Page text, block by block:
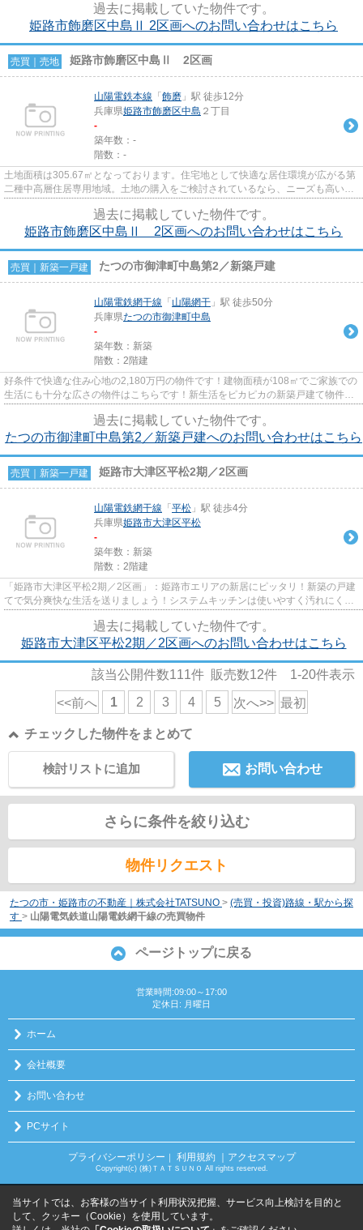
過去に掲載していた物件です。
姫路市飾磨区中島Ⅱ 2区画へのお問い合わせはこちら
売買｜売地 姫路市飾磨区中島Ⅱ 2区画
山陽電鉄本線 「 飾磨 」駅 徒歩12分
兵庫県姫路市飾磨区中島 ２丁目
-
築年数：-
階数：-
土地面積は305.67㎡となっております。住宅地として快適な居住環境が広がる第
二種中高層住居専用地域。土地の購入をご検討されているなら、ニーズも高いこ
過去に掲載していた物件です。
姫路市飾磨区中島Ⅱ 2区画へのお問い合わせはこちら
売買｜新築一戸建 たつの市御津町中島第2／新築戸建
山陽電鉄網干線 「 山陽網干 」駅 徒歩50分
兵庫県たつの市御津町中島
-
築年数：新築
階数：2階建
好条件で快適な住み心地の2,180万円の物件です！建物面積が108㎡でご家族での
生活にも十分な広さの物件はこちらです！新生活をピカピカの新築戸建て物件で
過去に掲載していた物件です。
たつの市御津町中島第2／新築戸建へのお問い合わせはこちら
売買｜新築一戸建 姫路市大津区平松2期／2区画
山陽電鉄網干線 「 平松 」駅 徒歩4分
兵庫県姫路市大津区平松
-
築年数：新築
階数：2階建
「姫路市大津区平松2期／2区画」：姫路市エリアの新居にピッタリ！新築の戸建
てで気分爽快な生活を送りましょう！システムキッチンは使いやすく汚れにくい
過去に掲載していた物件です。
姫路市大津区平松2期／2区画へのお問い合わせはこちら
該当公開件数111件 販売数12件 1-20件表示
<<前へ 1 2 3 4 5 次へ>> 最初
チェックした物件をまとめて
お問い合わせ
検討リストに追加
さらに条件を絞り込む
物件リクエスト
たつの市・姫路市の不動産｜株式会社TATSUNO > (売買・投資)路線・駅から探
す > 山陽電気鉄道山陽電鉄網干線の売買物件
ページトップに戻る
営業時間:09:00～17:00
定休日: 月曜日
ホーム
会社概要
お問い合わせ
PCサイト
プライバシーポリシー ｜ 利用規約 ｜アクセスマップ
Copyright(c) (株)ＴＡＴＳＵＮＯ All rights reserved.
当サイトでは、お客様の当サイト利用状況把握、サービス向上検討を目的と
して、クッキー（Cookie）を使用しています。